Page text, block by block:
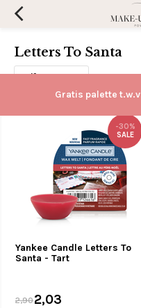
Gratis palette
Letters To Santa
Filters
Yankee Candle Letters To
Santa - Tart
-30%
SALE
2,902,03